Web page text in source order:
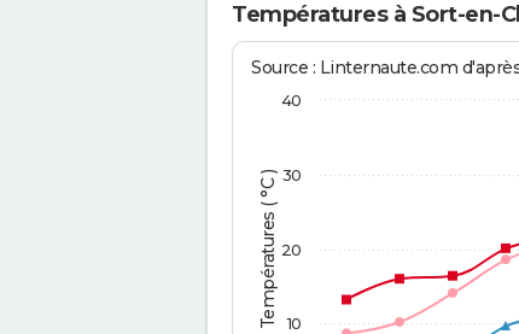
Températures à Sort-en-
Températures ( °C )
Source : Linternaute.com
10
20
30
40